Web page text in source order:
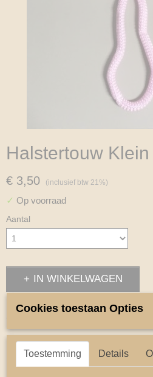
Halstertouw
€ 3,50 (inclusief btw 21%)
✓ Op voorraad
Aantal
IN WINKELWAGEN
Halstertouw KLein.
Halstertouw klein met chromen
Cookies toestaan Opties
Toestemming Details